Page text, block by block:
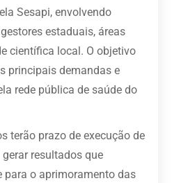
Sesapi, envolvendo
estaduais, áreas
científica local. O objetivo
principais demandas e
rede pública de saúde do
terão prazo de execução de
resultados que
o aprimoramento das